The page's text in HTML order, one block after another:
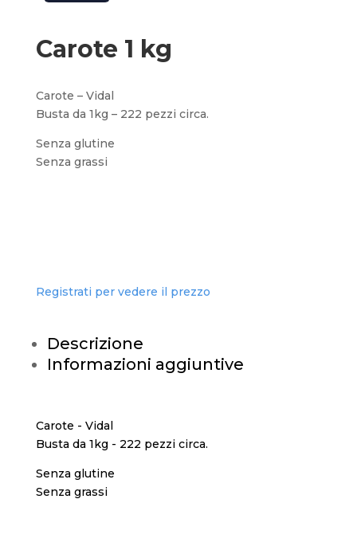
Carote 1 kg
Carote – Vidal
Busta da 1kg – 222 pezzi circa.
Senza glutine
Senza grassi
Registrati per vedere il prezzo
Descrizione
Informazioni aggiuntive
Carote - Vidal
Busta da 1kg - 222 pezzi circa.
Senza glutine
Senza grassi